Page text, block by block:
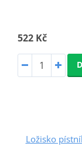
522 Kč
Ložisko